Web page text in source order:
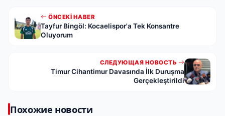
ÖNCEKI HABER
Tayfur Bingöl: Kocaelispor'a Tek Konsantre
Oluyorum
СЛЕДУЮЩАЯ НОВОСТЬ
Timur Cihantimur Davasında İlk Duruşma
Gerçekleştirildi
Похожие новости